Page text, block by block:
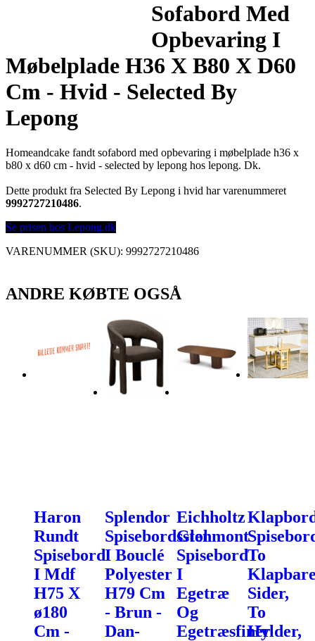
Sofabord Med
Opbevaring I
Møbelplade H36 X B80 X D60
Cm - Hvid - Selected By
Lepong
Homeandcake fandt sofabord med opbevaring i møbelplade h36 x
b80 x d60 cm - hvid - selected by lepong hos lepong. Dk.
Dette produkt fra Selected By Lepong i hvid har varenummeret
9992727210486.
Se prisen hos Lepong.dk
VARENUMMER (SKU): 9992727210486
ANDRE KØBTE OGSÅ
Haron
Rundt
Spisebord
I Mdf
H75 X
ø180
Cm -
Splendor
Spisebordsstol
I Bouclé
Polyester
H79 Cm
- Brun -
Dan-
Eichholtz
Glenmont
Spisebord
I
Egetræ
Og
Egetræsfinér
To
Sider,
To
Hylder,